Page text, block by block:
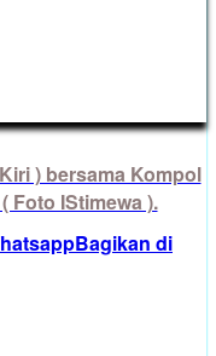
) bersama Kompol
Foto IStimewa ).
Bagikan di